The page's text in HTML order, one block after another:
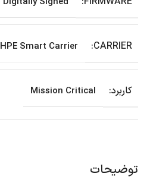
توضیحات
CARRIER:
HPE Smart Carrier
کاربرد: Mission Critical